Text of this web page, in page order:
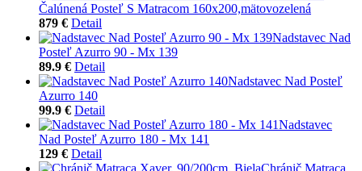
Čalúnená Posteľ S Matracom 160x200,mätovozelená
879 € Detail
Nadstavec Nad
Posteľ Azurro 90 - Mx 139
89.9 € Detail
Nadstavec Nad Posteľ
Azurro 140
99.9 € Detail
Nadstavec
Nad Posteľ Azurro 180 - Mx 141
129 € Detail
Chránič Matraca